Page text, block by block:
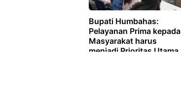
Bupati Humbahas:
Pelayanan Prima kepada
Masyarakat harus
menjadi Prioritas Utama